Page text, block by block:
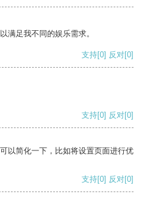
满足我不同的娱乐需求。
支持[0] 反对[0]
支持[0] 反对[0]
以简化一下，比如将设置页面进行优
支持[0] 反对[0]